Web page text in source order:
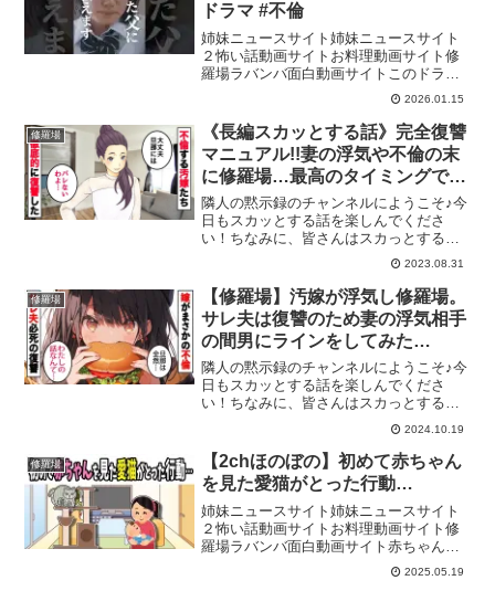
ドラマ #不倫
姉妹ニュースサイト姉妹ニュースサイト
２怖い話動画サイトお料理動画サイト修
羅場ラバンバ面白動画サイトこのドラマ
は「BUMP」アプリでご覧いただけます
2026.01.15
修羅場
《長編スカッとする話》完全復讐
マニュアル!!妻の浮気や不倫の末
に修羅場…最高のタイミングで制
裁したその後w春スペシャル
隣人の黙示録のチャンネルにようこそ♪今
日もスカッとする話を楽しんでくださ
い！ちなみに、皆さんはスカっとする話
はお好きですか？アニメ系、ライン
(LINE)系など様々なスカッとする動画が
たくさんあると思いますが、隣人の黙示
録では実話や2ch(2...
2023.08.31
修羅場
【修羅場】汚嫁が浮気し修羅場。
サレ夫は復讐のため妻の浮気相手
の間男にラインをしてみた
ww【スカッとする話】
隣人の黙示録のチャンネルにようこそ♪今
日もスカッとする話を楽しんでくださ
い！ちなみに、皆さんはスカっとする話
はお好きですか？アニメ系、ライン
(LINE)系など様々なスカッとする動画が
たくさんあると思いますが、隣人の黙示
録では実話や2ch(2...
2024.10.19
修羅場
【2chほのぼの】初めて赤ちゃん
を見た愛猫がとった行動…
姉妹ニュースサイト姉妹ニュースサイト
２怖い話動画サイトお料理動画サイト修
羅場ラバンバ面白動画サイト赤ちゃん・
子供のほっこりほのぼの短編動画を投稿
しています。隙間時間に是非ご覧くださ
2025.05.19